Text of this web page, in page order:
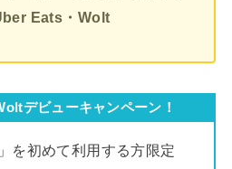
Eats・Wolt
デビューキャンペーン！
を初めて利用する方限定